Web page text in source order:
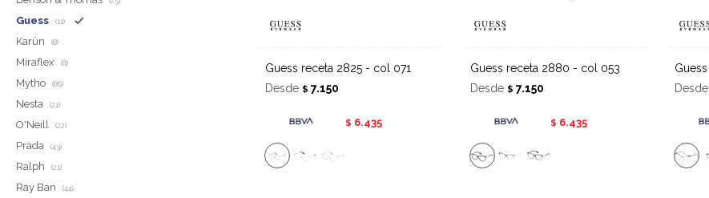
Guess receta 2825 - col 071
Desde $ 7.150
$ 6.435
Guess receta 2880 - col 053
Desde $ 7.150
$ 6.435
Guess (11)
Karün (8)
Miraflex (8)
Mytho (86)
Nesta (21)
O'Neill (22)
Prada (43)
Ralph (21)
Ray Ban (44)